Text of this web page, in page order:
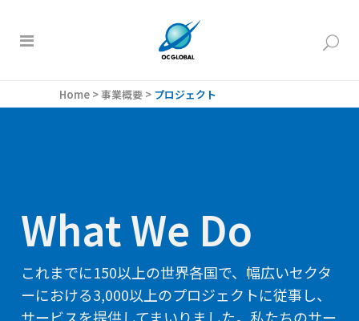
Home >事業概要 > プロジェクト
What We Do
これまでに150以上の世界各国で、幅広いセクタ
ーにおける3,000以上のプロジェクトに従事し、